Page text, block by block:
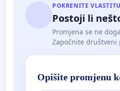
POKRENITE
Postoji li
Promjena se ne
Započnite
Opišite promjenu